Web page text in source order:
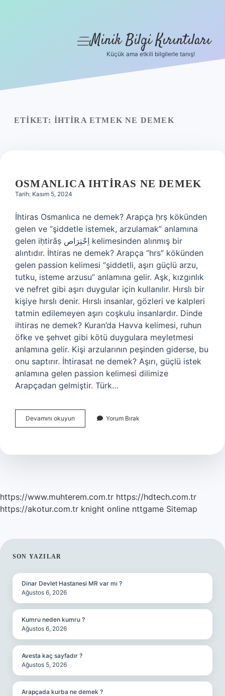
Yasal Uyarı
menüyü
Minik Bilgi Kırıntıları
Küçük ama etkili bilgilerle tanış!
ETIKET: İHTIRA ETMEK NE DEMEK
OSMANLICA IHTIRAS NE DEMEK
Tarih: Kasım 5, 2024
İhtiras Osmanlıca ne demek? Arapça ḥrṣ kökünden
gelen ve “şiddetle istemek, arzulamak” anlamına
gelen iḥtirāṣ اِحْتِرَاص kelimesinden alınmış bir
alıntıdır. İhtiras ne demek? Arapça “hrs” kökünden
gelen passion kelimesi “şiddetli, aşırı güçlü arzu,
tutku, isteme arzusu” anlamına gelir. Aşk, kızgınlık
ve nefret gibi aşırı duygular için kullanılır. Hırslı bir
kişiye hırslı denir. Hırslı insanlar, gözleri ve kalpleri
tatmin edilemeyen aşırı coşkulu insanlardır. Dinde
ihtiras ne demek? Kuran’da Havva kelimesi, ruhun
öfke ve şehvet gibi kötü duygulara meyletmesi
anlamına gelir. Kişi arzularının peşinden giderse, bu
onu saptırır. İhtirasat ne demek? Aşırı, güçlü istek
anlamına gelen passion kelimesi dilimize
Arapçadan gelmiştir. Türk…
Devamını okuyun Osmanlıca
Ihtiras
Yorum Bırak
https://www.muhterem.com.tr https://hdtech.com.tr
https://akotur.com.tr knight online nttgame Sitemap
SIDEBAR
SON YAZILAR
Dinar Devlet Hastanesi MR var mı ?
Ağustos 6, 2026
Kumru neden kumru ?
Ağustos 6, 2026
Avesta kaç sayfadır ?
Ağustos 5, 2026
Arapçada kurba ne demek ?